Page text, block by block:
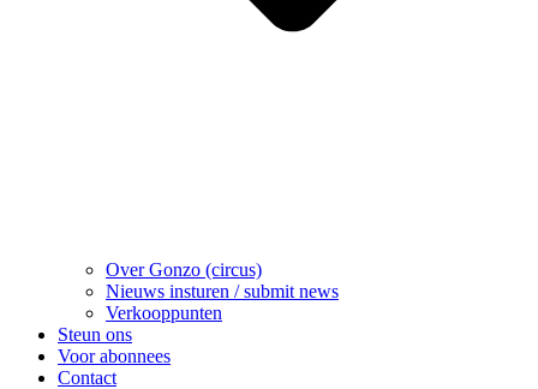
Over Gonzo (circus)
Nieuws insturen / submit news
Verkooppunten
Steun ons
Voor abonnees
Contact